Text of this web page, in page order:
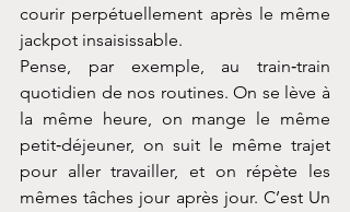
courir perpétuellement après le même
jackpot insaisissable.
Pense, par exemple, au train‑train
quotidien de nos routines. On se lève à
la même heure, on mange le même
petit‑déjeuner, on suit le même trajet
pour aller travailler, et on répète les
mêmes tâches jour après jour. C’est Un